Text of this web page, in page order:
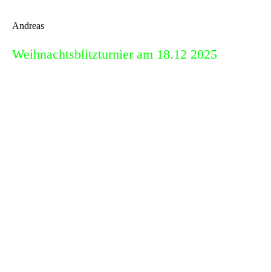
Andreas
Weihnachtsblitzturnier am 18.12 2025